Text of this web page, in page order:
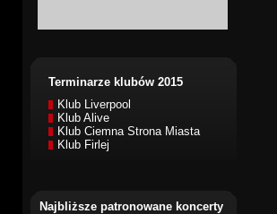
Terminarze klubów 2015
Klub Liverpool
Klub Alive
Klub Ciemna Strona Miasta
Klub Firlej
Najbliższe patronowane koncerty